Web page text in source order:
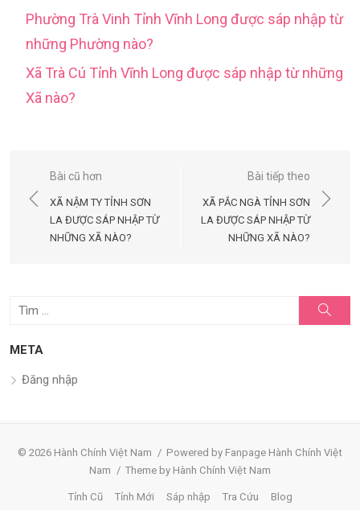
Phường Trà Vinh Tỉnh Vĩnh Long được sáp nhập từ
những Phường nào?
Xã Trà Cú Tỉnh Vĩnh Long được sáp nhập từ những
Xã nào?
Điều
hướng
viết
Bài cũ hơn
XÃ NẬM TY TỈNH SƠN
LA ĐƯỢC SÁP NHẬP TỪ
NHỮNG XÃ NÀO?
Bài tiếp theo
XÃ PẮC NGÀ TỈNH SƠN
LA ĐƯỢC SÁP NHẬP TỪ
NHỮNG XÃ NÀO?
Tìm
quả
kiếm
META
Đăng nhập
© 2026 Hành Chính Việt Nam / Powered by Fanpage Hành Chính Việt
Nam / Theme by Hành Chính Việt Nam
Tỉnh Cũ Tỉnh Mới Sáp nhập Tra Cứu Blog